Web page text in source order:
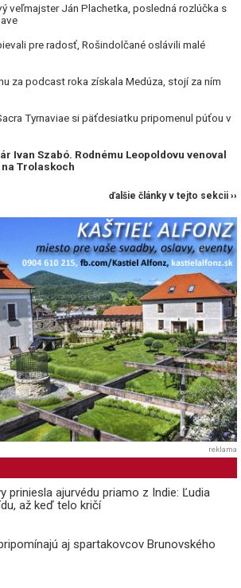
veľmajster Ján Plachetka, posledná rozlúčka s
pre radosť, Rošindolčané oslávili malé
za podcast roka získala Medúza, stojí za ním
Tyrnaviae si päťdesiatku pripomenul púťou v
Ivan Szabó. Rodnému Leopoldovu venoval
Trolaskoch
ďalšie články v tejto sekcii ››
reklama
priniesla ajurvédu priamo z Indie: Ľudia
až keď telo kričí
aj spartakovcov Brunovského